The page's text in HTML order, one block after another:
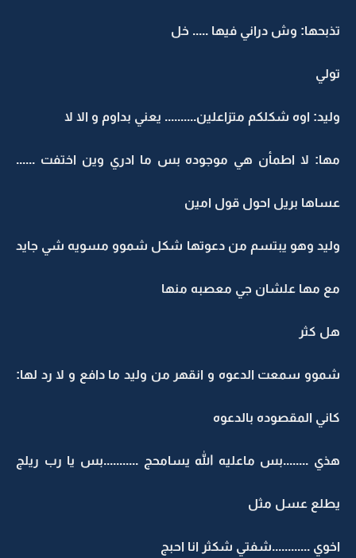
تذبحها: وش دراني فيها ..... خل
تولي
وليد: اوه شكلكم متزاعلين.......... يعني بداوم و الا لا
مها: لا اطمأن هي موجوده بس ما ادري وين اختفت ......
عساها بريل احول قول امين
وليد وهو يبتسم من دعوتها شكل شموو مسويه شي جايد
مع مها علشان جي معصبه منها
هل كثر
شموو سمعت الدعوه و انقهر من وليد ما دافع و لا رد لها:
كاني المقصوده بالدعوه
هذي ........بس ماعليه الله يسامحج ...........بس يا رب ريلج
يطلع عسل مثل
اخوي ............شفتي شكثر انا احبج